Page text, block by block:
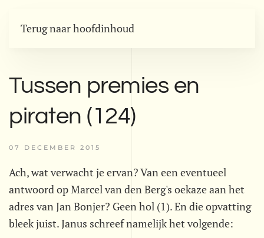
Terug naar hoofdinhoud
Tussen premies en
piraten (124)
07 DECEMBER 2015
Ach, wat verwacht je ervan? Van een eventueel
antwoord op Marcel van den Berg's oekaze aan het
adres van Jan Bonjer? Geen hol (1). En die opvatting
bleek juist. Janus schreef namelijk het volgende: